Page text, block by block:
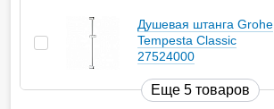
Душевая штанга Grohe
Tempesta Classic
27524000
Еще 5 товаров